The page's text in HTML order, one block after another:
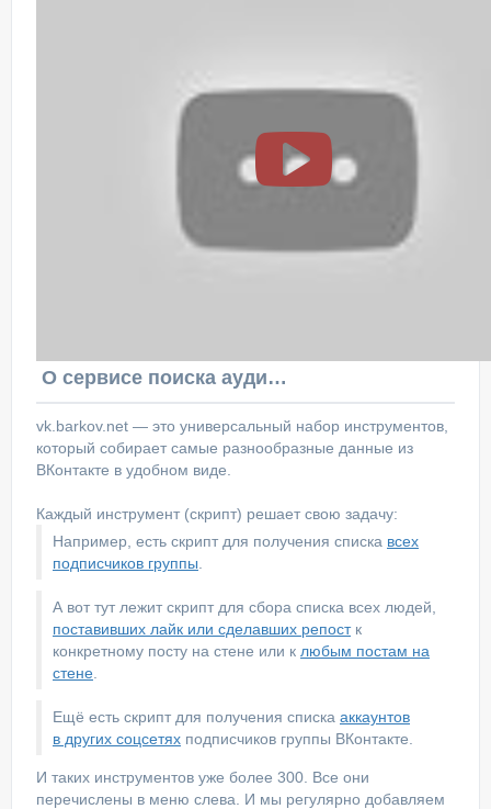
О сервисе поиска аудитории ВКонтакте
vk.barkov.net — это универсальный набор инструментов,
который собирает самые разнообразные данные из
ВКонтакте в удобном виде.
Каждый инструмент (скрипт) решает свою задачу:
Например, есть скрипт для получения списка всех
подписчиков группы
А вот тут лежит скрипт для сбора списка всех людей,
поставивших лайк или сделавших репостк
конкретному посту на стене или к любым постам на
стене
Ещё есть скрипт для получения списка аккаунтов
в других соцсетях подписчиков группы ВКонтакте.
И таких инструментов уже более 300. Все они
перечислены в меню слева. И мы регулярно добавляем